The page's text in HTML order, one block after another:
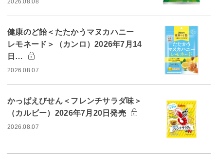
2026.08.08
健康のど飴＜たたかうマヌカハニー
レモネード＞（カンロ）2026年7月14
日…
2026.08.07
かっぱえびせん＜フレンチサラダ味＞
（カルビー）2026年7月20日発売
2026.08.07